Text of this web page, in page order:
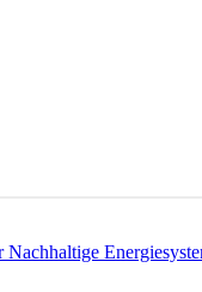
Nachhaltige